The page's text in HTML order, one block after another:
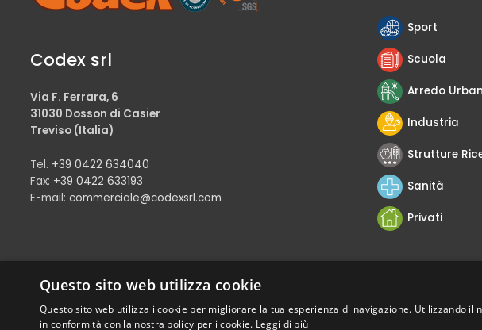
Codex srl
Via F. Ferrara, 6
31030 Dosson di Casier
Treviso (Italia)
Tel. +39 0422 634040
Fax: +39 0422 633193
E-mail: commerciale@codexsrl.com
Sport
Scuola
Arredo
Industria
Strutture
Sanità
Privati
© Copyright 2024 Codex srl – Tutti i diritti riservati
Questo sito web utilizza cookie
Questo sito web utilizza i cookie per migliorare la tua esperienza di navigazione. Utilizzando il
in conformità con la nostra policy per i cookie. Leggi di più